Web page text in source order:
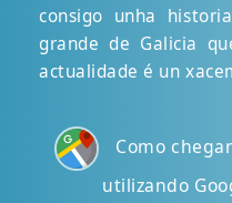
consigo unha
grande de Galicia
actualidade é un
Como
utilizando